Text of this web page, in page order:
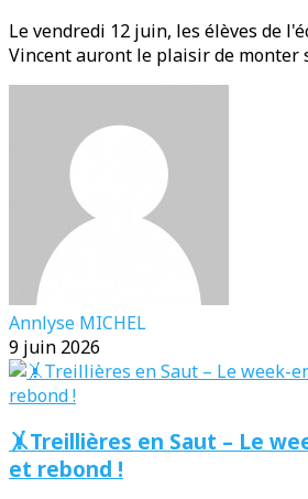
Le vendredi 12 juin, les élèves de
Vincent auront le plaisir de monter
Annlyse MICHEL
9 juin 2026
🤸Treillières en Saut – Le
et rebond !